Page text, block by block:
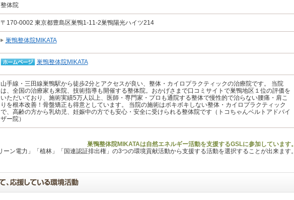
整体院
〒170-0002 東京都豊島区巣鴨1-11-2巣鴨陽光ハイツ214
巣鴨整体院MIKATA
巣鴨整体院MIKATA
山手線・三田線巣鴨駅から徒歩2分とアクセスが良い、整体・カイロプラクティックの治療院です。 当院
は、全国の治療家も来院、技術指導も開催する整体院。おかげさまで口コミサイトで巣鴨地区１位の評価を
いただいており、施術実績5万人以上、医師・専門家・プロも通院する整体で慢性的で治らない腰痛・肩こ
りを根本改善！骨盤矯正も得意としています。 当院の施術はボキボキしない整体・カイロプラクティック
で、高齢の方から乳幼児、妊娠中の方でも安心・安全に受けられる整体院です（トコちゃんベルトアドバイ
ザー院）
巣鴨整体院MIKATAは自然エネルギー活動を支援するGSLに参加しています。
ーン電力」「植林」「国連認証排出権」の3つの環境貢献活動から支援する活動を選択することが出来ます。